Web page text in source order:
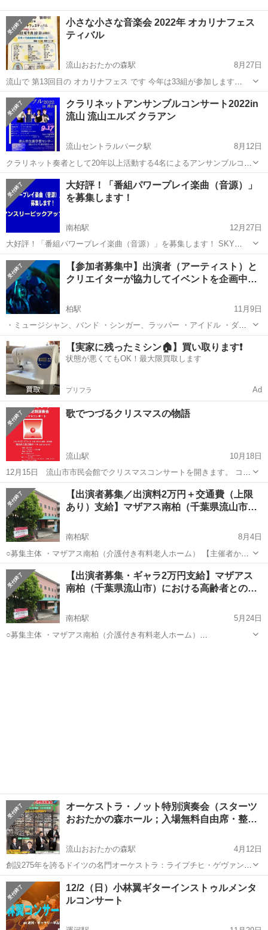
小さな小さな音楽会 2022年 オカリナフェス
ティバル
流山おおたかの森駅
8月27日
流山で 第13回目の オカリナフェス です 今年は33組が参加します
2022年9月10日(土) 開場： 11時 、 開演： 11時30分 スターツおおたか
の森ホール つくばエクスプレス と 東武アーバンパークライン の...
千葉 流山市 流山おおたかの森駅 コンサート/ショー
オカリナ
クラリネットアンサンブルコンサート2022in
流山 流山エルズ クラアン
流山セントラルパーク駅
8月12日
クラリネット奏者として20年以上活動する4名によるアンサンブルコン
サート。ご来場くださった方に『クラリネットって魅力的！楽しそ
う！』と感じていただけたら嬉しいです。曲ごとによって生み出され
る色とりどりの世界観を楽しんで頂ける...
千葉 流山市 流山セントラルパーク駅 コンサート/ショー
クラリネット
大好評！「番組パワープレイ楽曲（音源）」
を募集します！
南柏駅
12月27日
大好評！「番組パワープレイ楽曲（音源）」を募集します！ SKY
MUSIC RADIO ANNEX『マンスリーピックアップ』のコーナー開設！
「１ヶ月間、毎週１回（月４回放送）」番組内コーナーでオンエアー
する 「マ...
千葉 流山市 南柏駅 コンサート/ショー
【参加者募集中】出演者（アーティスト）と
クリエイターが協力してイベントを企画中…
柏駅
11月9日
・ミュージシャン、バンド ・シンガー、ラッパー ・アイドル ・ダン
サー ・大道芸 ・DJ、VJ ・そのほか アーティスト と ・映像 ・デザイ
ナー ・フォトグラファー ・そのほか 様...
流山市 柏駅 コンサート/ショー
【実家に残ったミシン🏠】買い取ります❗️
状態が悪くてもOK！最大限買取します
プリフラ Ad
歌でつづるクリスマスの物語
流山駅
10月18日
12月15日 流山市市民会館でクリスマスコンサートを開きます。 コン
サートで披露するのは、オーストリアの作家シュティフターの「水
晶」をベースにした音楽劇です。クリスマスの前日、おばあさんに贈
り物を届けた幼い兄妹が森で迷い、...
千葉 流山駅 コンサート/ショー
【出演者募集／出演料2万円＋交通費（上限
あり）支給】マザアス南柏（千葉県流山市…
南柏駅
8月4日
○募集主体 ・マザアス南柏（介護付き有料老人ホーム） 【主催者から
一言】 「前回の『父の日コンサート』（https://sl-
music.amebaownd.com/posts/6472973）では、大和姫呂未さん...
千葉 南柏駅 コンサート/ショー
【出演者募集・ギャラ2万円支給】マザアス
南柏（千葉県流山市）における高齢者との…
南柏駅
5月24日
○募集主体 ・マザアス南柏（介護付き有料老人ホーム）
オーケストラ・ノット特別演奏会（スターツ
おおたかの森ホール；入場無料自由席・整…
流山おおたかの森駅
4月12日
創設275年を誇るドイツの名門オーケストラ：ライプチヒ・ゲヴァント
ハウスオーケストラの首席クラリネット奏者と首席バスクラリネット
奏者と東京音大に４月に入学したばかりの新進気鋭のピアニストをお
招きして、４月１日にオープンしたば...
千葉 流山市 流山おおたかの森駅 コンサート/ショー
12/2（日）小林翼ギターインストゥルメンタ
ルコンサート